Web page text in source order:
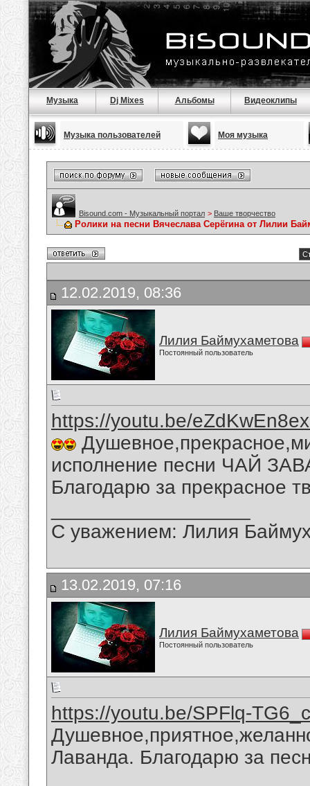
Музыка Dj Mixes Альбомы Видеоклипы
Музыка пользователей Моя музыка
Bisound.com - Музыкальный портал > Ваше творчество
Ролики на песни Вячеслава Серёгина от Лилии
12.02.2019, 08:36
Лилия Баймухаметова
Постоянный пользователь
https://youtu.be/
исполнение песни ЧАЙ
Благодарю за прекрасное
С уважением: Лилия
13.02.2019, 07:16
Лилия Баймухаметова
Постоянный пользователь
https://youtu.be/SPFlq-TG6_c
Лаванда. Благодарю за